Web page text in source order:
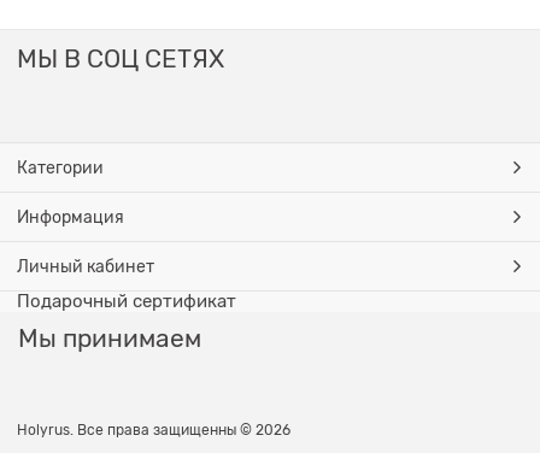
МЫ В СОЦ СЕТЯХ
Категории
Информация
Личный кабинет
Подарочный сертификат
Мы принимаем
Holyrus. Все права защищенны © 2026